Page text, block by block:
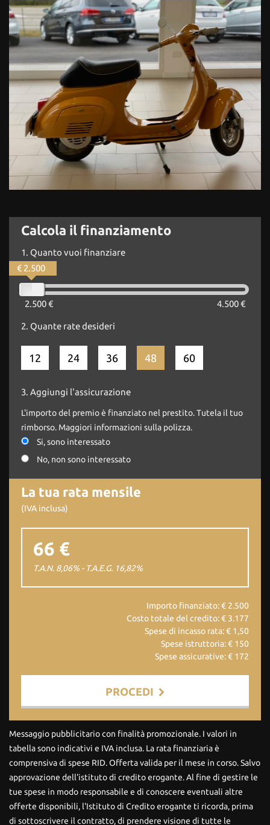
Calcola il finanziamento
1. Quanto vuoi finanziare
2.500 € 4.500 €
€ 2.500
2. Quante rate desideri
12 24 36 48 60
3. Aggiungi l'assicurazione
L'importo del premio è finanziato nel prestito. Tutela il tuo
rimborso. Maggiori informazioni sulla polizza.
Si, sono interessato
No, non sono interessato
La tua rata mensile
(IVA inclusa)
66 €
T.A.N. 8,06% - T.A.E.G. 16,82%
Importo finanziato: € 2.500
Costo totale del credito: € 3.177
Spese di incasso rata: € 1,50
Spese istruttoria: € 150
Spese assicurative: € 172
PROCEDI
Contattaci
Messaggio pubblicitario con finalità promozionale. I valori in
tabella sono indicativi e IVA inclusa. La rata finanziaria è
comprensiva di spese RID. Offerta valida per il mese in corso. Salvo
approvazione dell'istituto di credito erogante. Al fine di gestire le
tue spese in modo responsabile e di conoscere eventuali altre
offerte disponibili, l'Istituto di Credito erogante ti ricorda, prima
di sottoscrivere il contratto, di prendere visione di tutte le